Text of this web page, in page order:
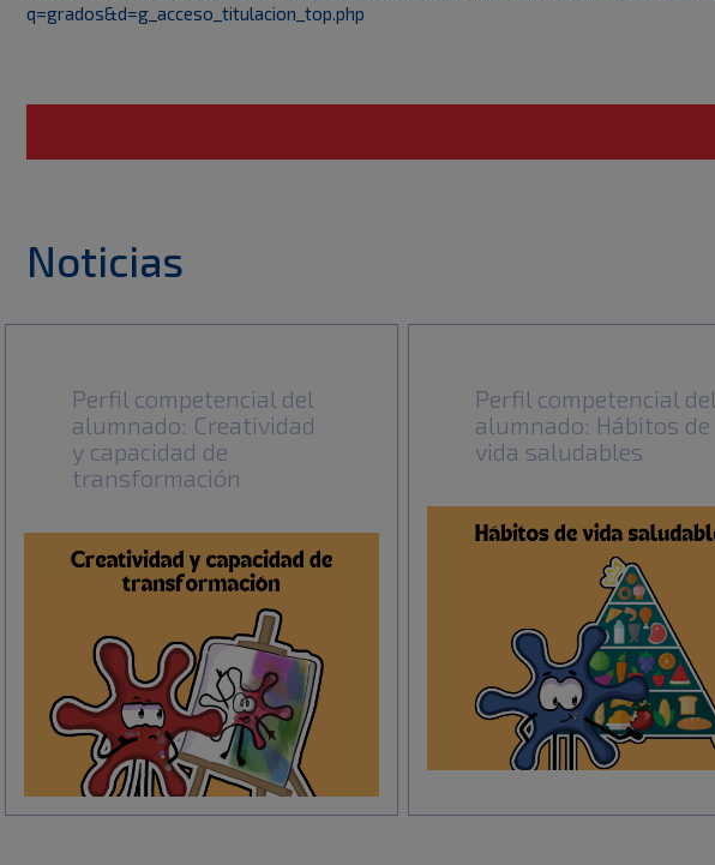
q=grados&d=g_acceso_titulacion_top.php
Noticias
Perfil competencial del
alumnado: Creatividad
y capacidad de
transformación
Perfil competencial del
alumnado: Hábitos de
vida saludables